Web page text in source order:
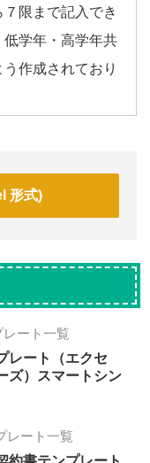
限まで記入でき
低学年・高学年共
作成されており
形式)
ート一覧
レート（エクセ
ズ）スマートシン
レート一覧